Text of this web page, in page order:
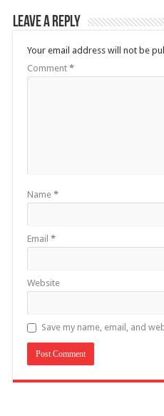
Leave a Reply
Your email address will not be
Comment *
Name *
Email *
Website
Save my name, email, and